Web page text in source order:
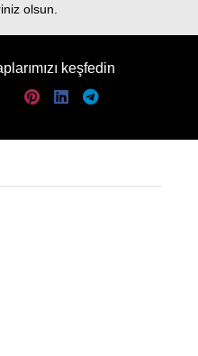
olsun.
keşfedin